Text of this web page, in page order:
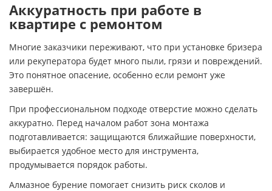
Аккуратность при работе в
квартире с ремонтом
Многие заказчики переживают, что при установке бризера
или рекуператора будет много пыли, грязи и повреждений.
Это понятное опасение, особенно если ремонт уже
завершён.
При профессиональном подходе отверстие можно сделать
аккуратно. Перед началом работ зона монтажа
подготавливается: защищаются ближайшие поверхности,
выбирается удобное место для инструмента,
продумывается порядок работы.
Алмазное бурение помогает снизить риск сколов и